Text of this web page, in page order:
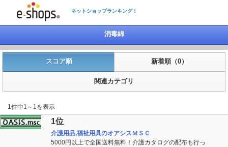
ネットショップランキング！
消毒綿
スコア順 新着順（0）
関連カテゴリ
1件中1～1を表示
1位
介護用品,福祉用具のオアシスＭＳＣ
5000円以上で全国送料無料！介護カタログの配布も行っ